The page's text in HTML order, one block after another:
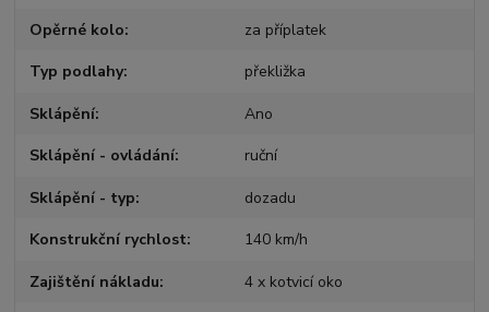
Opěrné kolo za příplatek
Typ podlahy překližka
Sklápění Ano
Sklápění - ovládání ruční
Sklápění - typ dozadu
Konstrukční rychlost 140 km/h
Zajištění nákladu 4 x kotvicí oko